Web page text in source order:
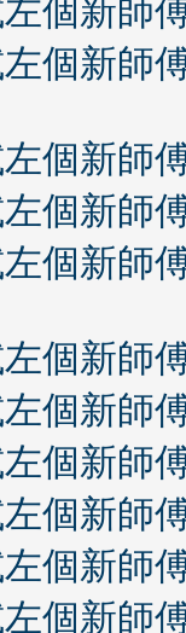
個新師
個新師
個新師
個新師
個新師
個新師
個新師
個新師
個新師
個新師
個新師